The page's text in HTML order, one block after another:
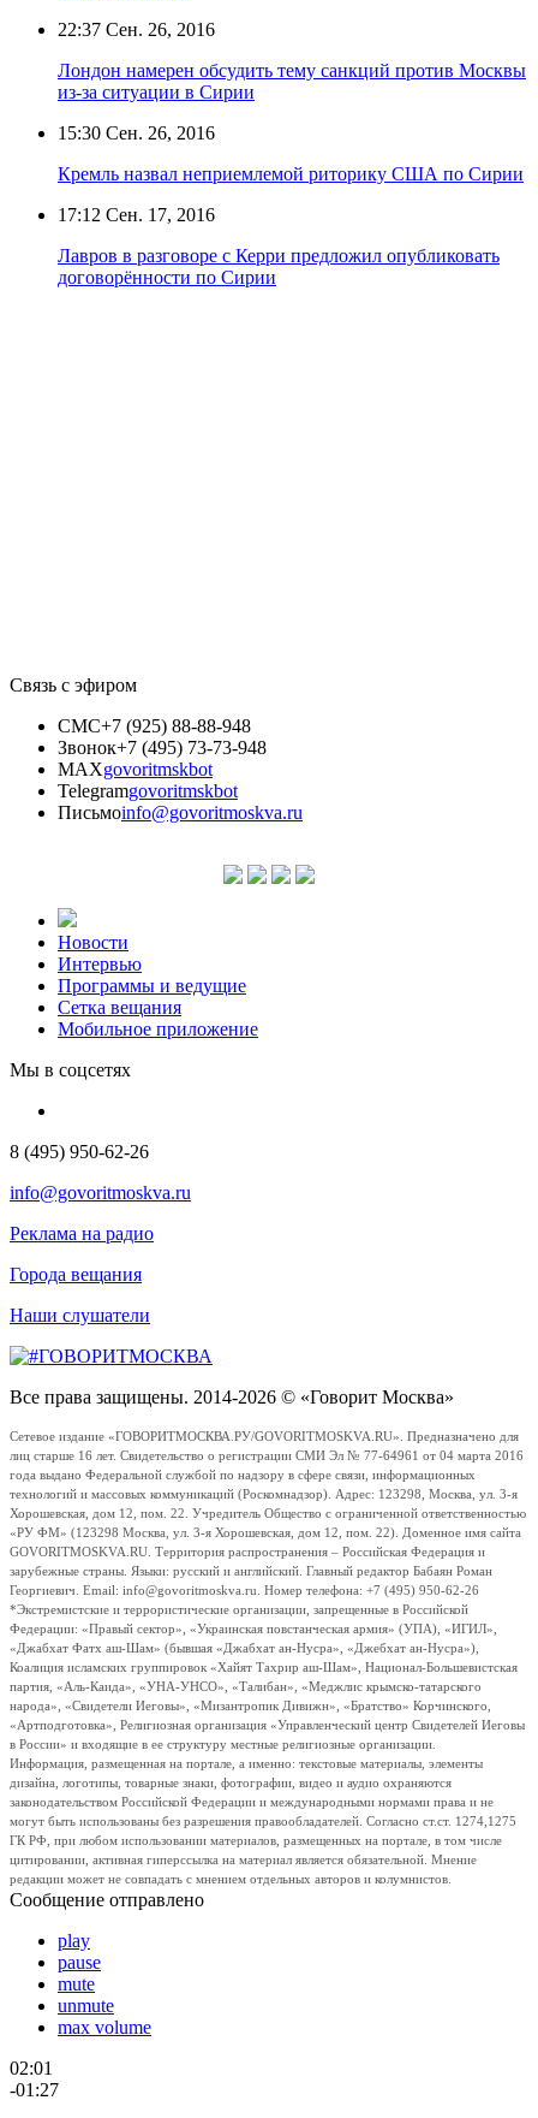
22:37 Сен. 26, 2016
Лондон намерен обсудить тему санкций против Москвы
из-за ситуации в Сирии
15:30 Сен. 26, 2016
Кремль назвал неприемлемой риторику США по Сирии
17:12 Сен. 17, 2016
Лавров в разговоре с Керри предложил опубликовать
договорённости по Сирии
Связь с эфиром
СМС+7 (925) 88-88-948
Звонок+7 (495) 73-73-948
MAXgovoritmskbot
Telegramgovoritmskbot
Письмоinfo@govoritmoskva.ru
Новости
Интервью
Программы и ведущие
Сетка вещания
Мобильное приложение
Мы в соцсетях
8 (495) 950-62-26
info@govoritmoskva.ru
Реклама на радио
Города вещания
Наши слушатели
Все права защищены. 2014-2026 © «Говорит Москва»
Сетевое издание «ГОВОРИТМОСКВА.РУ/GOVORITMOSKVA.RU». Предназначено для
лиц старше 16 лет. Свидетельство о регистрации СМИ Эл № 77-64961 от 04 марта 2016
года выдано Федеральной службой по надзору в сфере связи, информационных
технологий и массовых коммуникаций (Роскомнадзор). Адрес: 123298, Москва, ул. 3-я
Хорошевская, дом 12, пом. 22. Учредитель Общество с ограниченной ответственностью
«РУ ФМ» (123298 Москва, ул. 3-я Хорошевская, дом 12, пом. 22). Доменное имя сайта
GOVORITMOSKVA.RU. Территория распространения – Российская Федерация и
зарубежные страны. Языки: русский и английский. Главный редактор Бабаян Роман
Георгиевич. Email: info@govoritmoskva.ru. Номер телефона: +7 (495) 950-62-26
*Экстремистские и террористические организации, запрещенные в Российской
Федерации: «Правый сектор», «Украинская повстанческая армия» (УПА), «ИГИЛ»,
«Джабхат Фатх аш-Шам» (бывшая «Джабхат ан-Нусра», «Джебхат ан-Нусра»),
Коалиция исламских группировок «Хайят Тахрир аш-Шам», Национал-Большевистская
партия, «Аль-Каида», «УНА-УНСО», «Талибан», «Меджлис крымско-татарского
народа», «Свидетели Иеговы», «Мизантропик Дивижн», «Братство» Корчинского,
«Артподготовка», Религиозная организация «Управленческий центр Свидетелей Иеговы
в России» и входящие в ее структуру местные религиозные организации.
Информация, размещенная на портале, а именно: текстовые материалы, элементы
дизайна, логотипы, товарные знаки, фотографии, видео и аудио охраняются
законодательством Российской Федерации и международными нормами права и не
могут быть использованы без разрешения правообладателей. Согласно ст.ст. 1274,1275
ГК РФ, при любом использовании материалов, размещенных на портале, в том числе
цитировании, активная гиперссылка на материал является обязательной. Мнение
редакции может не совпадать с мнением отдельных авторов и колумнистов.
Сообщение отправлено
play
pause
mute
unmute
max volume
02:01
-01:27